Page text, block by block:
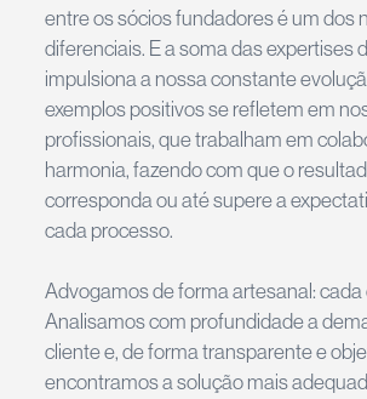
entre os sócios fundadores é um dos
diferenciais. E a soma das expertises
impulsiona a nossa constante
exemplos positivos se refletem em
profissionais, que trabalham em
harmonia, fazendo com que o
corresponda ou até supere a
cada processo.
Advogamos de forma artesanal: cada
Analisamos com profundidade a
cliente e, de forma transparente e
encontramos a solução mais